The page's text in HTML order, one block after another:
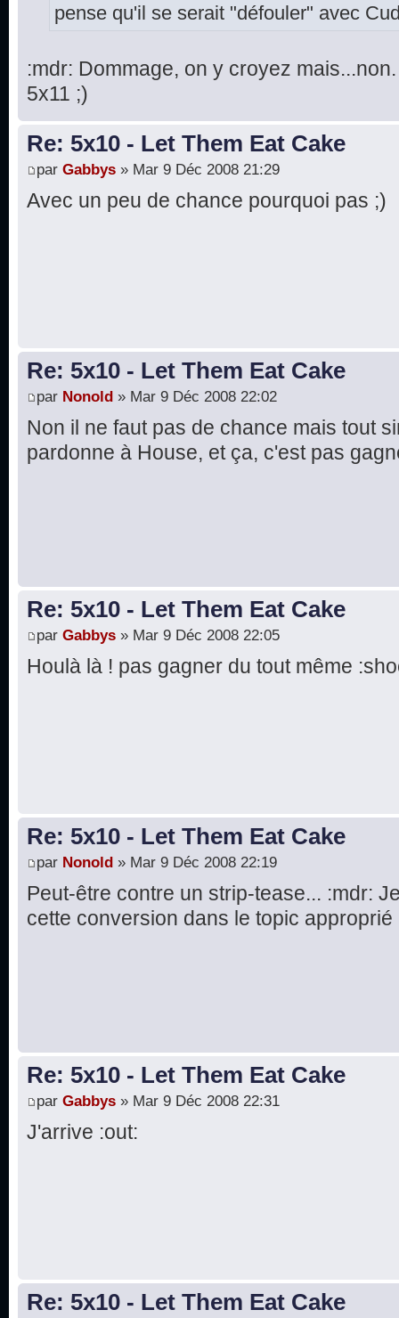
pense qu'il se serait "défouler" avec
:mdr: Dommage, on y croyez
5x11 ;)
Re: 5x10 - Let Them Eat Cake
par Gabbys » Mar 9 Déc 2008 21:29
Avec un peu de chance pourquoi pas ;)
Re: 5x10 - Let Them Eat Cake
par Nonold » Mar 9 Déc 2008 22:02
Non il ne faut pas de chance mais tout
pardonne à House, et ça, c'est pas
Re: 5x10 - Let Them Eat Cake
par Gabbys » Mar 9 Déc 2008 22:05
Houlà là ! pas gagner du tout même
Re: 5x10 - Let Them Eat Cake
par Nonold » Mar 9 Déc 2008 22:19
Peut-être contre un strip-tease... :mdr:
cette conversion dans le topic
Re: 5x10 - Let Them Eat Cake
par Gabbys » Mar 9 Déc 2008 22:31
J'arrive :out:
Re: 5x10 - Let Them Eat Cake